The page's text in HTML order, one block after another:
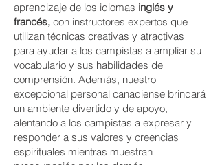
aprendizaje de los idiomas inglés y
francés, con instructores expertos que
utilizan técnicas creativas y atractivas
para ayudar a los campistas a ampliar su
vocabulario y sus habilidades de
comprensión. Además, nuestro
excepcional personal canadiense brindará
un ambiente divertido y de apoyo,
alentando a los campistas a expresar y
responder a sus valores y creencias
espirituales mientras muestran